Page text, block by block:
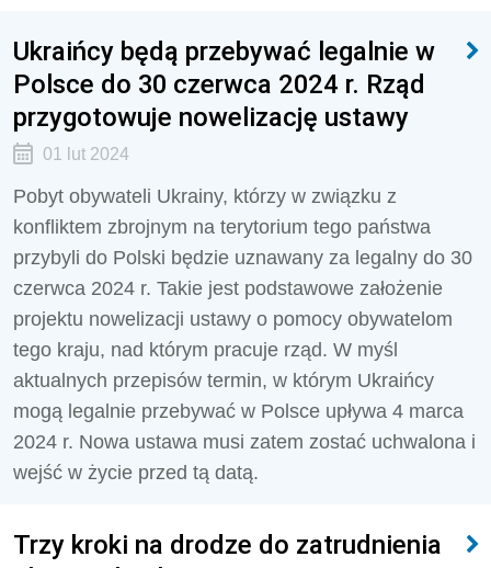
Ukraińcy będą przebywać legalnie w
Polsce do 30 czerwca 2024 r. Rząd
przygotowuje nowelizację ustawy
01 lut 2024
Pobyt obywateli Ukrainy, którzy w związku z
konfliktem zbrojnym na terytorium tego państwa
przybyli do Polski będzie uznawany za legalny do 30
czerwca 2024 r. Takie jest podstawowe założenie
projektu nowelizacji ustawy o pomocy obywatelom
tego kraju, nad którym pracuje rząd. W myśl
aktualnych przepisów termin, w którym Ukraińcy
mogą legalnie przebywać w Polsce upływa 4 marca
2024 r. Nowa ustawa musi zatem zostać uchwalona i
wejść w życie przed tą datą.
Trzy kroki na drodze do zatrudnienia